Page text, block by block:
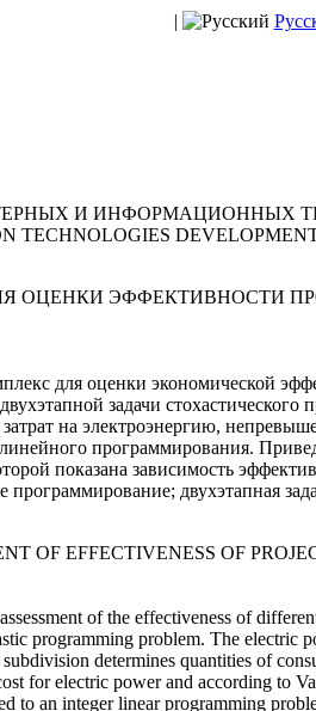
|
И ИНФОРМАЦИОННЫХ
TECHNOLOGIES
ОЦЕНКИ ЭФФЕКТИВНОСТИ
для оценки экономической
задачи
на электроэнергию,
программирования.
показана зависимость
двухэтапная
OF EFFECTIVENESS OF
of the effectiveness of
programming problem. The electric
determines quantities of
for electric power and according to
to an integer linear programming